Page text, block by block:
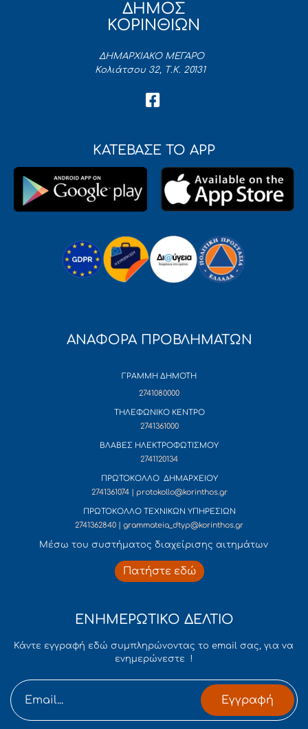
ΔΗΜΟΣ
ΚΟΡΙΝΘΙΩΝ
ΔΗΜΑΡΧΙΑΚΟ ΜΕΓΑΡΟ
Κολιάτσου 32, Τ.Κ. 20131
ΚΑΤΕΒΑΣΕ ΤΟ APP
ΑΝΑΦΟΡΑ ΠΡΟΒΛΗΜΑΤΩΝ
ΓΡΑΜΜΗ ΔΗΜΟΤΗ
2741080000
ΤΗΛΕΦΩΝΙΚΟ ΚΕΝΤΡΟ
2741361000
ΒΛΑΒΕΣ ΗΛΕΚΤΡΟΦΩΤΙΣΜΟΥ
2741120134
ΠΡΩΤΟΚΟΛΛΟ ΔΗΜΑΡΧΕΙΟΥ
2741361074 | protokollo@korinthos.gr
ΠΡΩΤΟΚΟΛΛΟ ΤΕΧΝΙΚΩΝ ΥΠΗΡΕΣΙΩΝ
2741362840 | grammateia_dtyp@korinthos.gr
Mέσω του συστήματος διαχείρισης αιτημάτων
Πατήστε εδώ
ΕΝΗΜΕΡΩΤΙΚΟ ΔΕΛΤΙΟ
Κάντε εγγραφή εδώ συμπληρώνοντας το email σας, για να
ενημερώνεστε !
Εγγραφή